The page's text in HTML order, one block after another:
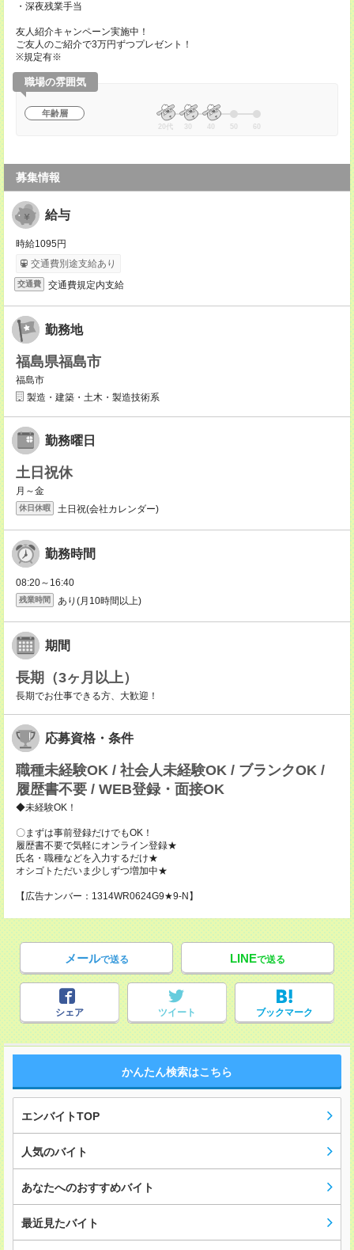
・深夜残業手当
友人紹介キャンペーン実施中！
ご友人のご紹介で3万円ずつプレゼント！
※規定有※
職場の雰囲気
年齢層
20代 30 40 50 60
募集情報
給与
時給1095円
交通費別途支給あり
交通費 交通費規定内支給
勤務地
福島県福島市
福島市
製造・建築・土木・製造技術系
勤務曜日
土日祝休
月～金
休日休暇 土日祝(会社カレンダー)
勤務時間
08:20～16:40
残業時間 あり(月10時間以上)
期間
長期（3ヶ月以上）
長期でお仕事できる方、大歓迎！
応募資格・条件
職種未経験OK / 社会人未経験OK / ブランクOK /
履歴書不要 / WEB登録・面接OK
◆未経験OK！
〇まずは事前登録だけでもOK！
履歴書不要で気軽にオンライン登録★
氏名・職種などを入力するだけ★
オシゴトただいま少しずつ増加中★
【広告ナンバー：1314WR0624G9★9-N】
メールで送る LINEで送る
シェア ツイート ブックマーク
かんたん検索はこちら
エンバイトTOP
人気のバイト
あなたへのおすすめバイト
最近見たバイト